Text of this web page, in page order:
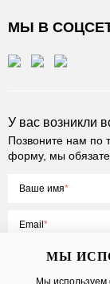
МЫ В
У вас возникли
Позвоните нам по
форму, мы
Ваше имя
Email
МЫ
Мы используем